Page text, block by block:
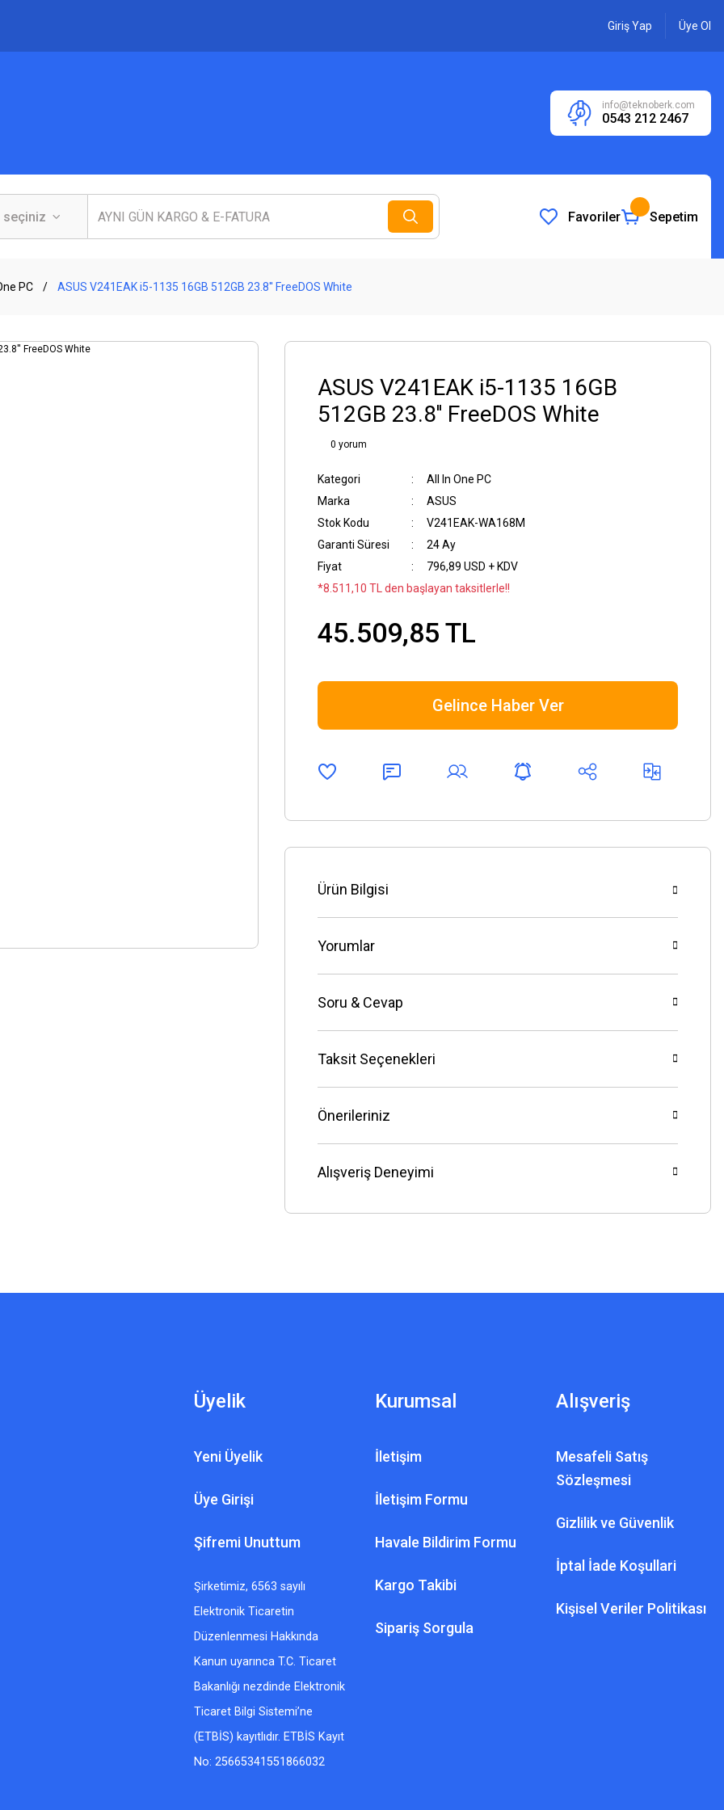
Giriş Yap Üye Ol
info@teknoberk.com
0543 212 2467
Favoriler Sepetim
PC ASUS V241EAK i5-1135 16GB 512GB 23.8'' FreeDOS White
ASUS V241EAK i5-1135 16GB
512GB 23.8'' FreeDOS White
0 yorum
Kategori
All In One PC
Marka
ASUS
Stok Kodu
V241EAK-WA168M
Garanti Süresi
24 Ay
Fiyat
796,89 USD + KDV
*8.511,10 TL den başlayan taksitlerle!!
45.509,85 TL
Gelince Haber Ver
Ürün Bilgisi
Yorumlar
Soru & Cevap
Taksit Seçenekleri
Önerileriniz
Alışveriş Deneyimi
Üyelik
Yeni Üyelik
Üye Girişi
Şifremi Unuttum
Şirketimiz, 6563 sayılı
Elektronik Ticaretin
Düzenlenmesi Hakkında
Kanun uyarınca T.C. Ticaret
Bakanlığı nezdinde Elektronik
Ticaret Bilgi Sistemi’ne
(ETBİS) kayıtlıdır. ETBİS Kayıt
No: 25665341551866032
Kurumsal
İletişim
İletişim Formu
Havale Bildirim Formu
Kargo Takibi
Sipariş Sorgula
Alışveriş
Mesafeli Satış
Sözleşmesi
Gizlilik ve Güvenlik
İptal İade Koşullari
Kişisel Veriler Politikası